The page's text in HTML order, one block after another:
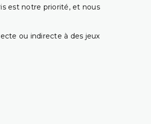
est notre priorité, et nous
ou indirecte à des jeux